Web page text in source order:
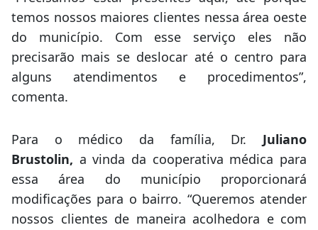
temos nossos maiores clientes nessa área oeste
do município. Com esse serviço eles não
precisarão mais se deslocar até o centro para
alguns atendimentos e procedimentos”,
comenta.
Para o médico da família, Dr. Juliano
Brustolin, a vinda da cooperativa médica para
essa área do município proporcionará
modificações para o bairro. “Queremos atender
nossos clientes de maneira acolhedora e com